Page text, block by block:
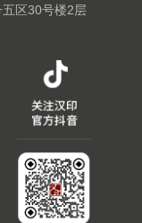
区30号楼2层